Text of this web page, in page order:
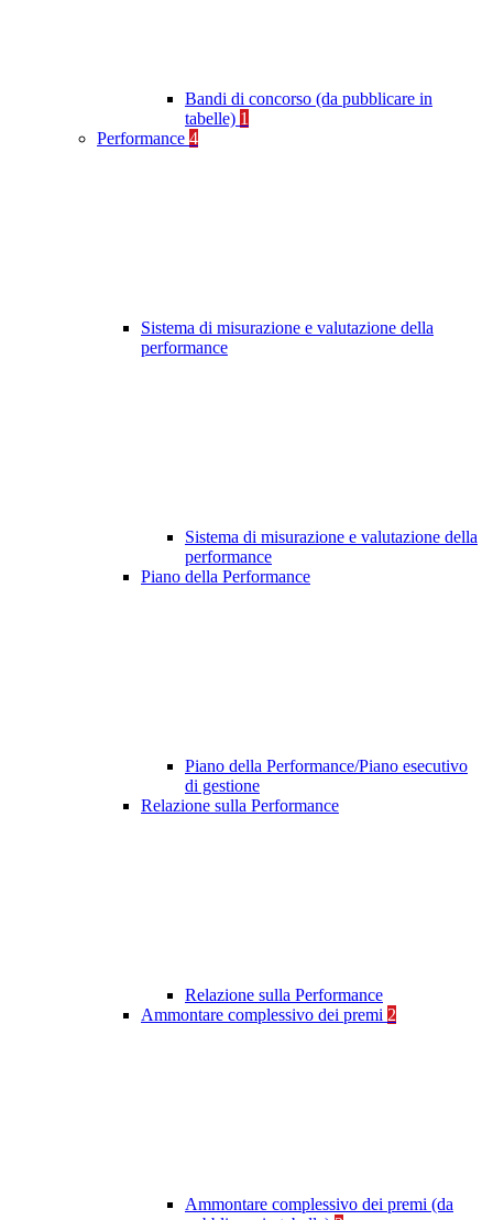
Bandi di concorso (da pubblicare in
tabelle) 1
Performance 4
Sistema di misurazione e valutazione della
performance
Sistema di misurazione e valutazione della
performance
Piano della Performance
Piano della Performance/Piano esecutivo
di gestione
Relazione sulla Performance
Relazione sulla Performance
Ammontare complessivo dei premi 2
Ammontare complessivo dei premi (da